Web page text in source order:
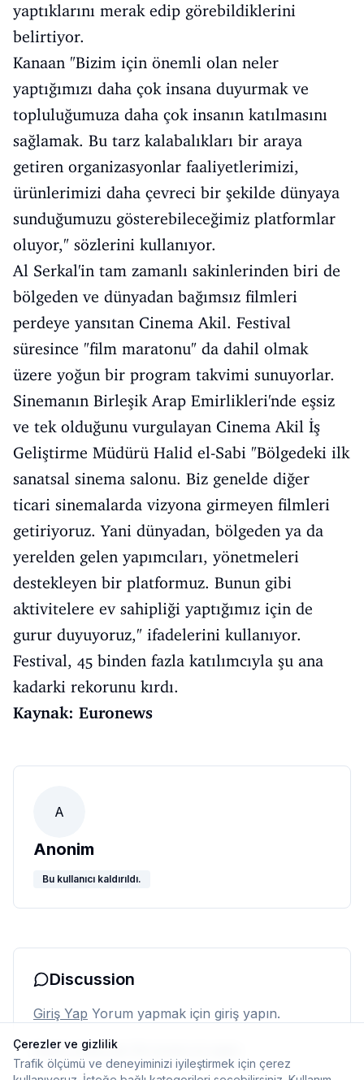
yaptıklarını merak edip görebildiklerini
belirtiyor.
Kanaan "Bizim için önemli olan neler
yaptığımızı daha çok insana duyurmak ve
topluluğumuza daha çok insanın katılmasını
sağlamak. Bu tarz kalabalıkları bir araya
getiren organizasyonlar faaliyetlerimizi,
ürünlerimizi daha çevreci bir şekilde dünyaya
sunduğumuzu gösterebileceğimiz platformlar
oluyor," sözlerini kullanıyor.
Al Serkal'in tam zamanlı sakinlerinden biri de
bölgeden ve dünyadan bağımsız filmleri
perdeye yansıtan Cinema Akil. Festival
süresince "film maratonu" da dahil olmak
üzere yoğun bir program takvimi sunuyorlar.
Sinemanın Birleşik Arap Emirlikleri'nde eşsiz
ve tek olduğunu vurgulayan Cinema Akil İş
Geliştirme Müdürü Halid el-Sabi "Bölgedeki ilk
sanatsal sinema salonu. Biz genelde diğer
ticari sinemalarda vizyona girmeyen filmleri
getiriyoruz. Yani dünyadan, bölgeden ya da
yerelden gelen yapımcıları, yönetmeleri
destekleyen bir platformuz. Bunun gibi
aktivitelere ev sahipliği yaptığımız için de
gurur duyuyoruz," ifadelerini kullanıyor.
Festival, 45 binden fazla katılımcıyla şu ana
kadarki rekorunu kırdı.
Kaynak: Euronews
A
Anonim
Bu kullanıcı kaldırıldı.
Discussion
Giriş Yap Yorum yapmak için giriş yapın.
Henüz yorum yok. İlk yorumu siz yapın.
Çerezler ve gizlilik
Trafik ölçümü ve deneyiminizi iyileştirmek için çerez